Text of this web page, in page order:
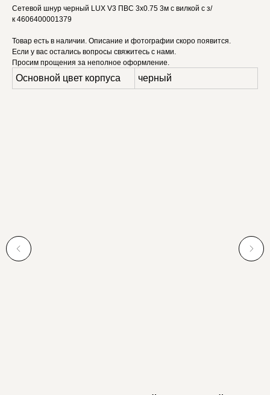
Сетевой шнур черный LUX V3 ПВС 3x0.75 3м с вилкой с з/
к 4606400001379
Товар есть в наличии. Описание и фотографии скоро появится.
Если у вас остались вопросы свяжитесь с нами.
Просим прощения за неполное оформление.
Основной цвет корпуса черный